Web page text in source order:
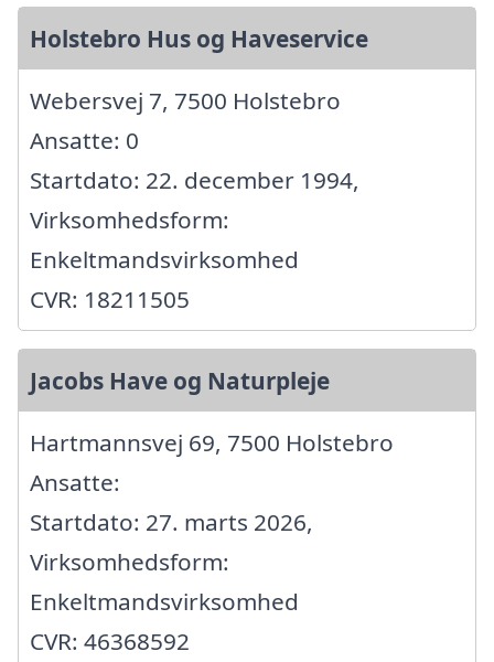
Holstebro Hus og Haveservice
Webersvej 7, 7500 Holstebro
Ansatte: 0
Startdato: 22. december 1994,
Virksomhedsform:
Enkeltmandsvirksomhed
CVR: 18211505
Jacobs Have og Naturpleje
Hartmannsvej 69, 7500 Holstebro
Ansatte:
Startdato: 27. marts 2026,
Virksomhedsform:
Enkeltmandsvirksomhed
CVR: 46368592